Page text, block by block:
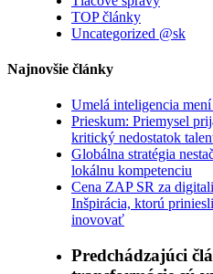
TOP články
Uncategorized @sk
Najnovšie články
Umelá inteligencia
Prieskum: Priemysel
kritický nedostatok
Globálna stratégia
lokálnu kompetenciu
Cena ZAP SR za
Inšpirácia, ktorú
inovovať
Predchádzajúci